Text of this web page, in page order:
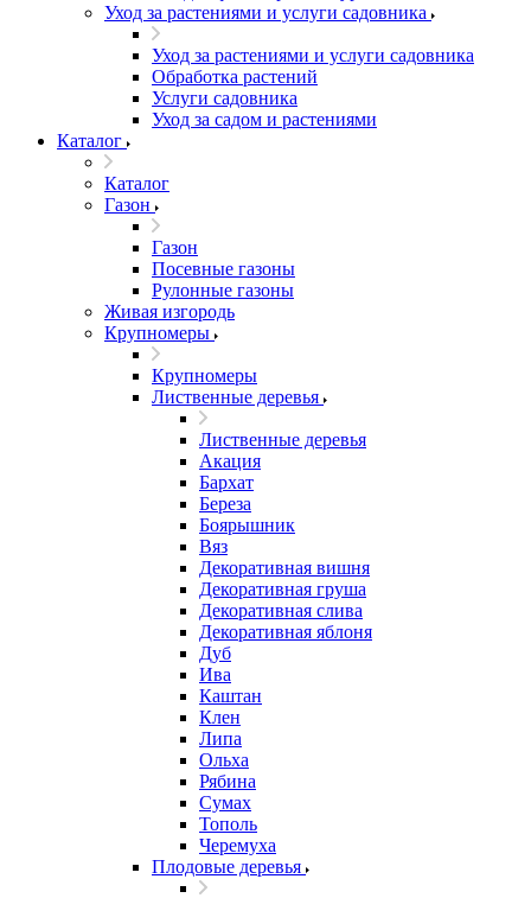
Уход за растениями и услуги садовника
Уход за растениями и услуги садовника
Обработка растений
Услуги садовника
Уход за садом и растениями
Каталог
Каталог
Газон
Газон
Посевные газоны
Рулонные газоны
Живая изгородь
Крупномеры
Крупномеры
Лиственные деревья
Лиственные деревья
Акация
Бархат
Береза
Боярышник
Вяз
Декоративная вишня
Декоративная груша
Декоративная слива
Декоративная яблоня
Дуб
Ива
Каштан
Клен
Липа
Ольха
Рябина
Сумах
Тополь
Черемуха
Плодовые деревья